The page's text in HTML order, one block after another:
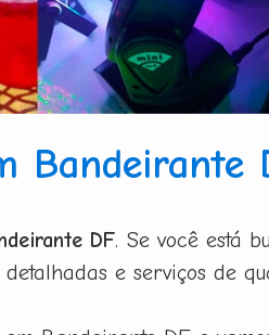
Bandeirante
DF. Se você está
e serviços de